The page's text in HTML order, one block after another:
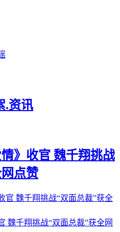
.资讯
情》收官 魏千翔挑战
点赞
魏千翔挑战“双面总裁”获全网